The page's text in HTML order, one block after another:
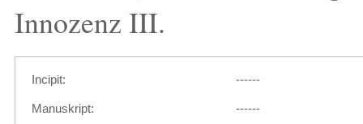
Innozenz III.
Incipit: ------
Manuskript: ------